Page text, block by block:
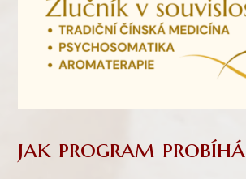
jak program probíhá